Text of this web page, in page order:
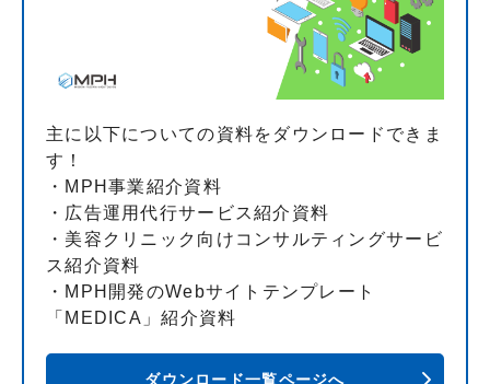
主に以下についての資料をダウンロードできま
す！
・MPH事業紹介資料
・広告運用代行サービス紹介資料
・美容クリニック向けコンサルティングサービ
ス紹介資料
・MPH開発のWebサイトテンプレート
「MEDICA」紹介資料
ダウンロード一覧ページへ